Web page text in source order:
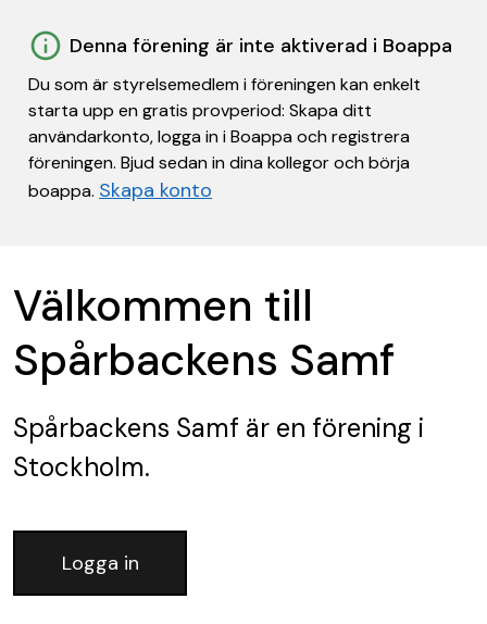
Denna förening är inte aktiverad i Boappa
Du som är styrelsemedlem i föreningen kan enkelt
starta upp en gratis provperiod: Skapa ditt
användarkonto, logga in i Boappa och registrera
föreningen. Bjud sedan in dina kollegor och börja
boappa. Skapa konto
Välkommen till
Spårbackens Samf
Spårbackens Samf är en förening i
Stockholm.
Logga in